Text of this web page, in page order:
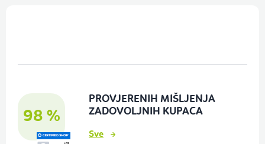
98 %
PROVJERENIH MIŠLJENJA
ZADOVOLJNIH KUPACA
Sve